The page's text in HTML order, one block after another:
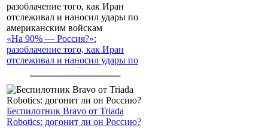
«На 90% — Россия?»:
разоблачение того, как Иран
отслеживал и наносил удары по
американским войскам
Беспилотник Bravo от Triada
Robotics: догонит ли он Россию?